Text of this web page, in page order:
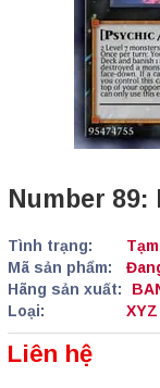
Number 89:
Tình trạng:
Mã sản phẩm:
Hãng sản xuất:
Loại:
XYZ
Liên hệ